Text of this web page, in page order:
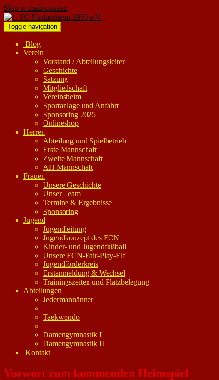
Skip to main content
Toggle navigation
Blog
Verein
Vorstand / Abteilungsleiter
Geschichte
Satzung
Mitgliedschaft
Vereinsheim
Sportanlage und Anfahrt
Sponsoring 2025
Onlineshop
Herren
Abteilung und Spielbetrieb
Erste Mannschaft
Zweite Mannschaft
AH Mannschaft
Frauen
Unsere Geschichte
Unser Team
Termine & Ergebnisse
Sponsoring
Jugend
Jugendleitung
Jugendkonzept des FCN
Kinder- und Jugendfußball
Unsere FCN-Fair-Play-Elf
Jugendförderkreis
Erstanmeldung & Wechsel
Trainingszeiten und Platzbelegung
Abteilungen
Jedermannänner
Taekwondo
Damengymnastik I
Damengymnastik II
Kontakt
Vorwort zum kommenden Heimspiel